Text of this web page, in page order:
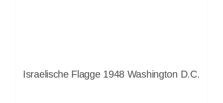
Israelische Flagge 1948 Washington D.C.